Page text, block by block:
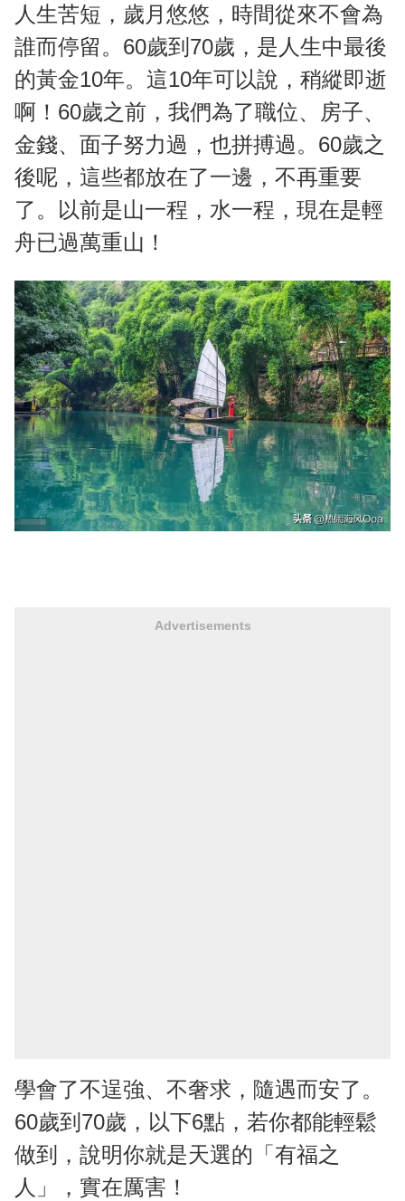
M
t
e
人生苦短，歲月悠悠，時間從來不會為
誰而停留。60歲到70歲，是人生中最後
的黃金10年。這10年可以說，稍縱即逝
啊！60歲之前，我們為了職位、房子、
金錢、面子努力過，也拼搏過。60歲之
後呢，這些都放在了一邊，不再重要
了。以前是山一程，水一程，現在是輕
舟已過萬重山！
Advertisements
學會了不逞強、不奢求，隨遇而安了。
60歲到70歲，以下6點，若你都能輕鬆
做到，說明你就是天選的「有福之
人」，實在厲害！